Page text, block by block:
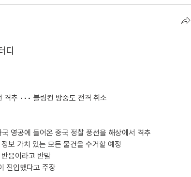
디
추 ••• 블링컨 방중도 전격 취소
영공에 들어온 중국 정찰 풍선을 해상에서 격추
보 가치 있는 모든 물건을 수거할 예정
응이라고 반발
이 진입했다고 주장